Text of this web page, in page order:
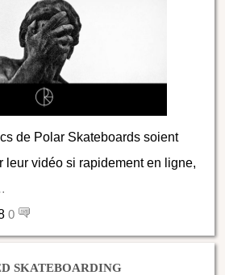
de Polar Skateboards soient
leur vidéo si rapidement en ligne,
0
SKATEBOARDING